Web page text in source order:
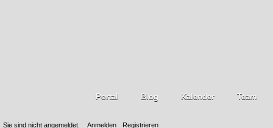
Sie sind nicht angemeldet. Anmelden Registrieren
Portal Blog Kalender Team